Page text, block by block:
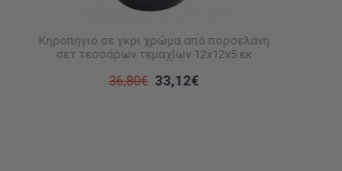
Κηροπήγιο σε γκρι χρώμα από πορσελάνη
σετ τεσσάρων τεμαχίων 12x12x5 εκ
36,80€ 33,12€